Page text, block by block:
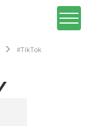
#TikTok